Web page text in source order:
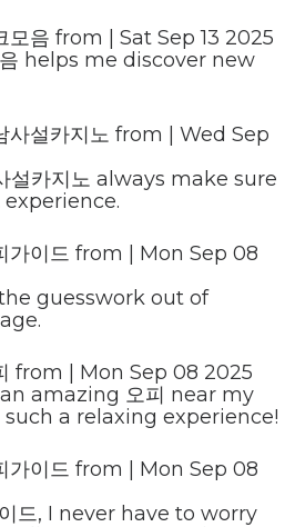
모음 from
Sat Sep 13 2025
helps me discover new
사설카지노 from
Wed Sep
설카지노 always make sure
가이드 from
Mon Sep 08
guesswork out of
from
Mon Sep 08 2025
amazing 오피 near my
a relaxing experience!
가이드 from
Mon Sep 08
드, I never have to worry